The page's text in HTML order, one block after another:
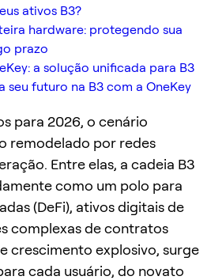
ativos B3?
hardware: protegendo sua
prazo
a solução unificada para B3
seu futuro na B3 com a OneKey
para 2026, o cenário
remodelado por redes
Entre elas, a cadeia B3
como um polo para
(DeFi), ativos digitais de
complexas de contratos
crescimento explosivo, surge
cada usuário, do novato